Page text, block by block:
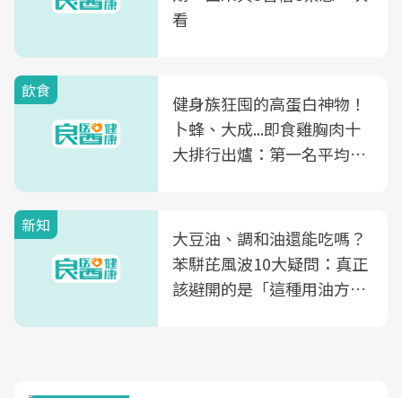
看
飲食
健身族狂囤的高蛋白神物！
卜蜂、大成...即食雞胸肉十
大排行出爐：第一名平均一
新知
大豆油、調和油還能吃嗎？
苯駢芘風波10大疑問：真正
該避開的是「這種用油方